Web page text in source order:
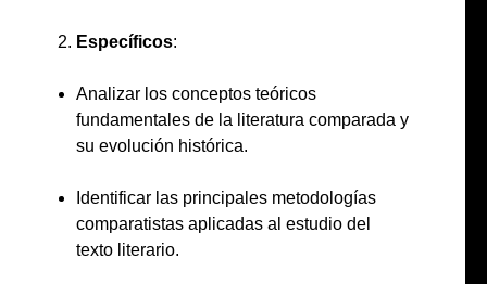
Específicos:
Analizar los conceptos teóricos
fundamentales de la literatura comparada y
su evolución histórica.
Identificar las principales metodologías
comparatistas aplicadas al estudio del
texto literario.